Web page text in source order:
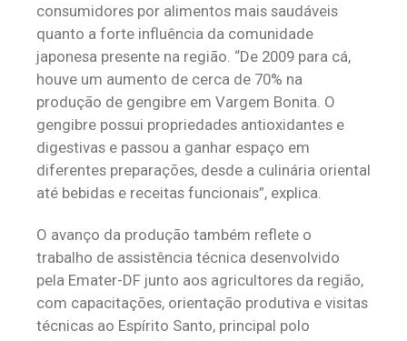
consumidores por alimentos mais saudáveis
quanto a forte influência da comunidade
japonesa presente na região. “De 2009 para cá,
houve um aumento de cerca de 70% na
produção de gengibre em Vargem Bonita. O
gengibre possui propriedades antioxidantes e
digestivas e passou a ganhar espaço em
diferentes preparações, desde a culinária oriental
até bebidas e receitas funcionais”, explica.
O avanço da produção também reflete o
trabalho de assistência técnica desenvolvido
pela Emater-DF junto aos agricultores da região,
com capacitações, orientação produtiva e visitas
técnicas ao Espírito Santo, principal polo